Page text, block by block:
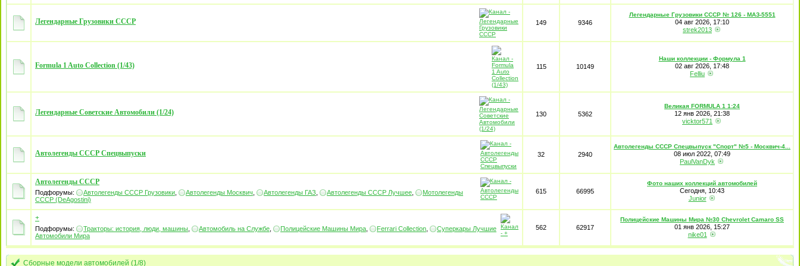
Легендарные Грузовики СССР 149 9346
Легендарные Грузовики СССР № 126 - МАЗ-5551
04 авг 2026, 17:10
strek2013
Formula 1 Auto Collection (1/43) 115 10149
Наши коллекции - Формула 1
02 авг 2026, 17:48
Felliu
Легендарные Советские Автомобили (1/24) 130 5362
Великая FORMULA 1 1:24
12 янв 2026, 21:38
vicktor571
Автолегенды СССР Спецвыпуски 32 2940
Автолегенды СССР Спецвыпуск "Спорт" №5 - Москвич-4...
08 июл 2022, 07:49
PaulVanDyk
Автолегенды СССР
Подфорумы: Автолегенды СССР Грузовики Автолегенды Москвич Автолегенды ГАЗ Автолегенды СССР Лучшее
Мотолегенды
СССР (DeAgostini)
615 66995
Фото наших коллекций автомобилей
Сегодня, 10:43
Junior
+
Подфорумы: Тракторы: история, люди, машины Автомобиль на Службе Полицейские Машины Мира Ferrari Collection
Суперкары Лучшие
Автомобили Mира
562 62917
Полицейские Машины Мира №30 Chevrolet Camaro SS
01 янв 2026, 15:27
nike01
Сборные модели автомобилей (1/8)